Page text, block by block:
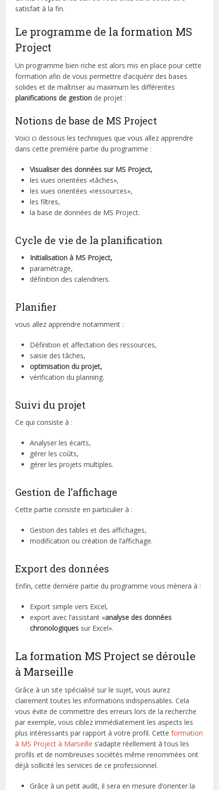
satisfait à la fin.
Le programme de la formation MS
Project
Un programme bien riche est alors mis en place pour cette
formation afin de vous permettre d’acquérir des bases
solides et de maîtriser au maximum les différentes
planifications de gestion de projet :
Notions de base de MS Project
Voici ci dessous les techniques que vous allez apprendre
dans cette première partie du programme :
Visualiser des données sur MS Project,
les vues orientées «tâches»,
les vues orientées «ressources»,
les filtres,
la base de données de MS Project.
Cycle de vie de la planification
Initialisation à MS Project,
paramétrage,
définition des calendriers.
Planifier
vous allez apprendre notamment :
Définition et affectation des ressources,
saisie des tâches,
optimisation du projet,
vérification du planning.
Suivi du projet
Ce qui consiste à :
Analyser les écarts,
gérer les coûts,
gérer les projets multiples.
Gestion de l’affichage
Cette partie consiste en particulier à :
Gestion des tables et des affichages,
modification ou création de l’affichage.
Export des données
Enfin, cette dernière partie du programme vous mènera à :
Export simple vers Excel,
export avec l’assistant «analyse des données
chronologiques sur Excel».
La formation MS Project se déroule
à Marseille
Grâce à un site spécialisé sur le sujet, vous aurez
clairement toutes les informations indispensables. Cela
vous évite de commettre des erreurs lors de la recherche
par exemple, vous ciblez immédiatement les aspects les
plus intéressants par rapport à votre profil. Cetteformation
à MS Project à Marseille s’adapte réellement à tous les
profils et de nombreuses sociétés même renommées ont
déjà sollicité les services de ce professionnel.
Grâce à un petit audit, il sera en mesure d’orienter la